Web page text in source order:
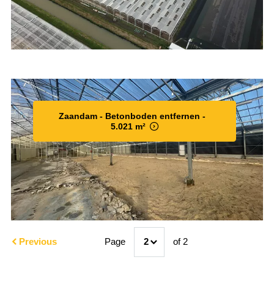
Zaandam - Betonboden entfernen -
5.021 m²
Previous Page 2 of 2